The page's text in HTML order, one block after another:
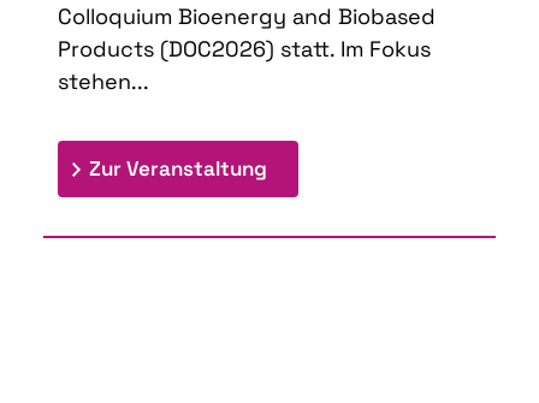
Colloquium Bioenergy and Biobased
Products (DOC2026) statt. Im Fokus
stehen...
Zur Veranstaltung